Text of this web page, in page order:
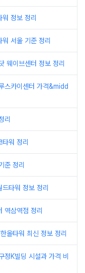
정보 정리
서울 기준 정리
웨이브센터 정보 정리
스카이센터 가격&midd
리
워 정리
준 정리
타워 정보 정리
역삼역점 정리
올타워 최신 정보 정리
정K빌딩 시설과 가격 비